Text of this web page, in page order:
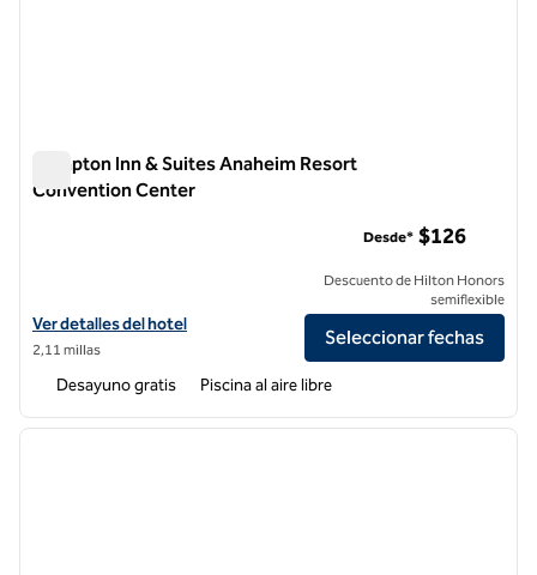
Hampton Inn & Suites Anaheim Resort
Convention Center
Ver detalles del hotel Hampton Inn & Suites Anaheim Resort
Ver detalles del hotel
2,11 millas
Desde* $126
Descuento de Hilton Honors
semiflexible
Seleccionar fechas
Desayuno gratis Piscina al aire libre
1 de 12